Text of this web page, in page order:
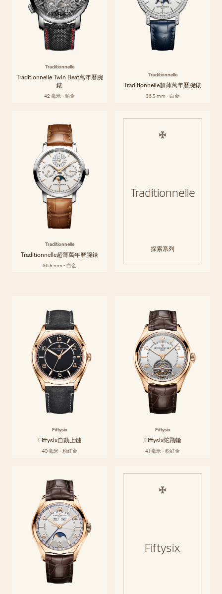
Traditionnelle
Traditionnelle Twin Beat萬年曆腕
錶
42 毫米 - 鉑金
Traditionnelle
Traditionnelle超薄萬年曆腕錶
36.5 mm - 白金
Traditionnelle
Traditionnelle超薄萬年曆腕錶
36.5 mm - 白金
Traditionnelle
探索系列
Fiftysix
系列以標誌性的世紀中期型號為名，風格現代、優雅、休閒，盡顯都會風
範。 簡約的線條設計和多樣化的複雜功能，使讀時與佩戴都格外輕鬆愉
探索系列
Fiftysix
Fiftysix自動上鏈
40 毫米 - 粉紅金
Fiftysix
Fiftysix陀飛輪
41 毫米 - 粉紅金
Fiftysix